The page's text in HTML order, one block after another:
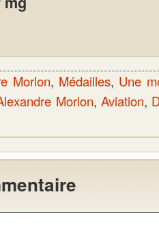
Morlon, Médailles, Une
Morlon, Aviation,